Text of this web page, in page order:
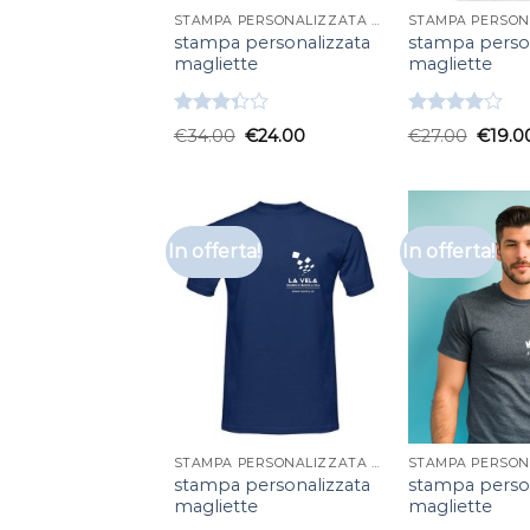
STAMPA PERSONALIZZATA MAGLIETTE
stampa personalizzata
magliette
Valutato
3.33su
€34.00 €24.00
stampa
magliette
Valutato
4.00 su
€27.00 €
In offerta!
STAMPA PERSONALIZZATA MAGLIETTE
stampa personalizzata
magliette
In offerta!
stampa
magliette